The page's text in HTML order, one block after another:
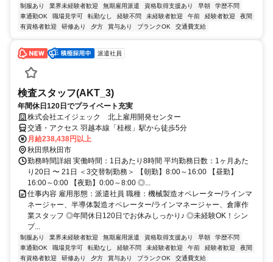
制服あり 業界未経験者歓迎 無期雇用派遣 資格取得支援あり 早朝
学歴不問
車通勤OK
職場見学可 転勤なし 経験不問 未経験者歓迎 午前 経験者歓迎
夜間
有資格者歓迎
研修あり 夕方 賞与あり ブランクOK 交通費支給
派遣社員
検査スタッフ(AKT_3)
年間休日120日でプライベート充実
株式会社エイジェック 北上雇用開発センター
交通・アクセス 羽越本線「桂根」駅から徒歩5分
月給238,438円以上
秋田県秋田市
勤務時間詳細 実働時間：1日あたり8時間 平均勤務日数：1ヶ月あた
り20日 〜 21日 ＜3交替制勤務＞ 【朝勤】8:00～16:00 【昼勤】
16:00～0:00 【夜勤】0:00～8:00 ◎...
仕事内容 雇用形態：派遣社員 職種：機械製造オペレーター/ラインマ
ネージャー、半導体製造オペレーター/ラインマネージャー、倉庫作
業スタッフ ◎年間休日120日でお休みしっかり♪ ◎未経験OK！シン
プ...
制服あり 業界未経験者歓迎 無期雇用派遣 資格取得支援あり 早朝
学歴不問
車通勤OK
職場見学可 転勤なし 経験不問 未経験者歓迎 午前 経験者歓迎
夜間
有資格者歓迎
研修あり 夕方 賞与あり ブランクOK 交通費支給